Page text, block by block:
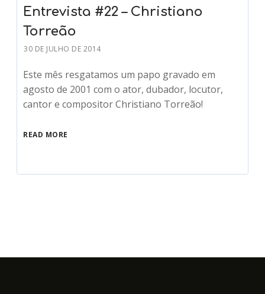
Entrevista #22 – Christiano
Torreão
30 DE JULHO DE 2014
Este mês resgatamos um papo gravado em
agosto de 2001 com o ator, dubador, locutor,
cantor e compositor Christiano Torreão!
READ MORE